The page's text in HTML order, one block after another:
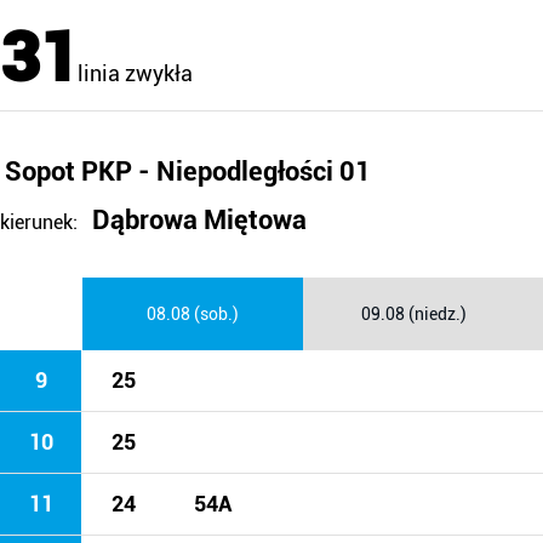
31 linia zwykła
Sopot PKP - Niepodległości 01
kierunek: Dąbrowa Miętowa
08.08 (sob.) 09.08 (niedz.)
9 25
10 25
11 24 54A